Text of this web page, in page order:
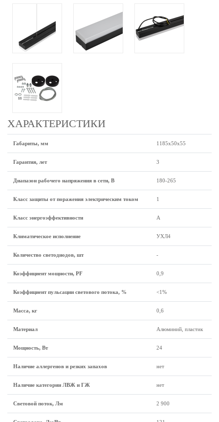
ХАРАКТЕРИСТИКИ
Габариты, мм 1185х50х55
Гарантия, лет 3
Диапазон рабочего напряжения в сети, В 180-265
Класс защиты от поражения электрическим током 1
Класс энергоэффективности А
Климатическое исполнение УХЛ4
Количество светодиодов, шт -
Коэффициент мощности, PF 0,9
Коэффициент пульсации светового потока, % <1%
Масса, кг 0,6
Материал Алюминий, пластик
Мощность, Вт 24
Наличие аллергенов и резких запахов нет
Наличие категории ЛВЖ и ГЖ нет
Световой поток, Лм 2 900